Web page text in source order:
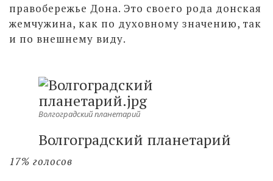
правобережье Дона. Это своего рода донская
жемчужина, как по духовному значению, так
и по внешнему виду.
Волгоградский планетарий
Волгоградский планетарий
17% голосов